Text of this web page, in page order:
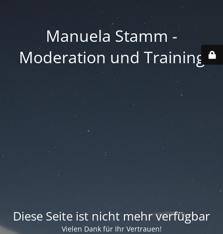
Manuela Stamm -
Moderation und Training
Diese Seite ist nicht mehr verfügbar
Vielen Dank für Ihr Vertrauen!